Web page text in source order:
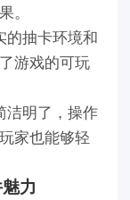
。
的抽卡环境和
游戏的可玩
洁明了，操作
家也能够轻
力